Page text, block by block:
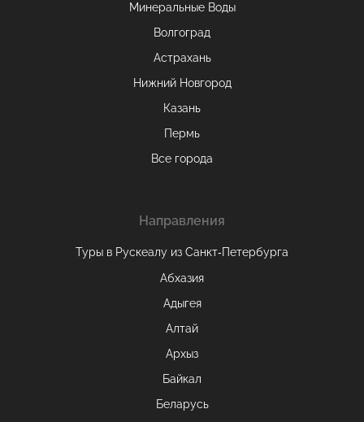
Минеральные Воды
Волгоград
Астрахань
Нижний Новгород
Казань
Пермь
Все города
Направления
Туры в Рускеалу из Санкт‑Петербурга
Абхазия
Адыгея
Алтай
Архыз
Байкал
Беларусь